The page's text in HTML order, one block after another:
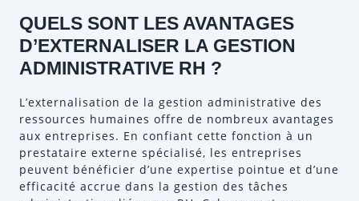
QUELS SONT LES AVANTAGES
D’EXTERNALISER LA GESTION
ADMINISTRATIVE RH ?
L’externalisation de la gestion administrative des
ressources humaines offre de nombreux avantages
aux entreprises. En confiant cette fonction à un
prestataire externe spécialisé, les entreprises
peuvent bénéficier d’une expertise pointue et d’une
efficacité accrue dans la gestion des tâches